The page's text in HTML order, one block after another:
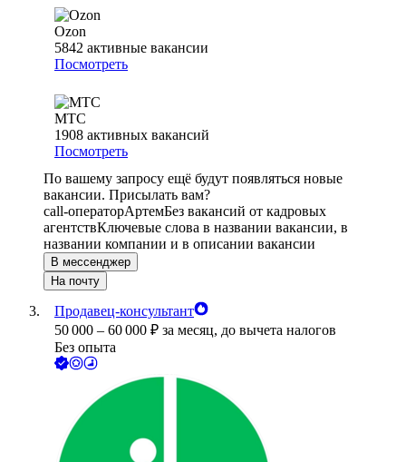
Ozon
5842 активные вакансии
Посмотреть
МТС
1908 активных вакансий
Посмотреть
По вашему запросу ещё будут появляться новые
вакансии. Присылать вам?
call-операторАртемБез вакансий от кадровых
агентствКлючевые слова в названии вакансии, в
названии компании и в описании вакансии
В мессенджер
На почту
Продавец-консультант
50 000 – 60 000 ₽ за месяц, до вычета налогов
Без опыта